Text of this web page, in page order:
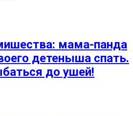
мама-панда
детеныша спать.
до ушей!